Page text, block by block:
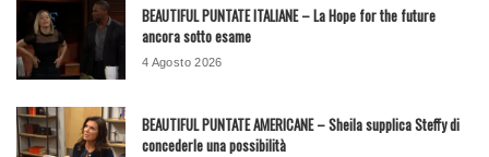
BEAUTIFUL PUNTATE ITALIANE – La Hope for the future
ancora sotto esame
4 Agosto 2026
BEAUTIFUL PUNTATE AMERICANE – Sheila supplica Steffy di
concederle una possibilità